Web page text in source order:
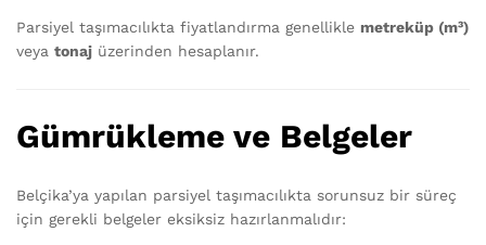
Parsiyel taşımacılıkta fiyatlandırma genellikle metreküp (m³)
veya tonaj üzerinden hesaplanır.
Gümrükleme ve Belgeler
Belçika’ya yapılan parsiyel taşımacılıkta sorunsuz bir süreç
için gerekli belgeler eksiksiz hazırlanmalıdır: